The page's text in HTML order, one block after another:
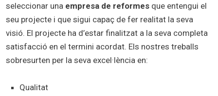
seleccionar una empresa de reformes que entengui el
seu projecte i que sigui capaç de fer realitat la seva
visió. El projecte ha d’estar finalitzat a la seva completa
satisfacció en el termini acordat. Els nostres treballs
sobresurten per la seva excel·lència en:
Qualitat